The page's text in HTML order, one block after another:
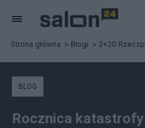
Strona główna Blogi 2x20
BLOG
Rocznica katastrofy